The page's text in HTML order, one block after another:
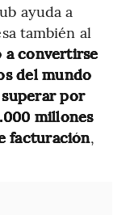
ayuda a
también al
a convertirse
del mundo
por
millones
facturación,